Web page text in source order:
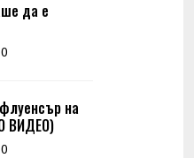
да е
0
на
ВИДЕО)
0